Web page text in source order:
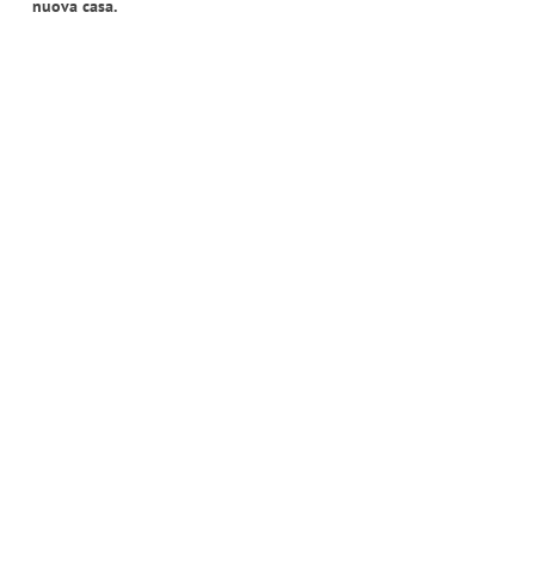
nuova casa.